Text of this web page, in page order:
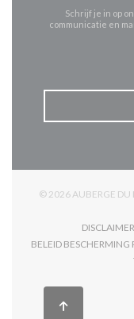
Schrijf je in op
communicatie en
© 2026 AUBERGE DU
DISCLAIMER
BELEID BESCHERMING